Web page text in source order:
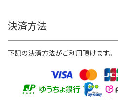
決済方法
下記の決済方法がご利用頂けます。